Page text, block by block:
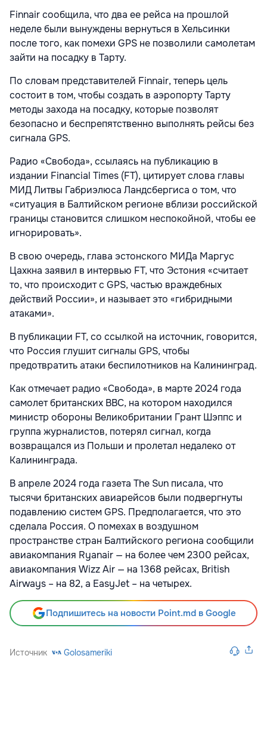
Finnair сообщила, что два ее рейса на прошлой
неделе были вынуждены вернуться в Хельсинки
после того, как помехи GPS не позволили самолетам
зайти на посадку в Тарту.
По словам представителей Finnair, теперь цель
состоит в том, чтобы создать в аэропорту Тарту
методы захода на посадку, которые позволят
безопасно и беспрепятственно выполнять рейсы без
сигнала GPS.
Радио «Свобода», ссылаясь на публикацию в
издании Financial Times (FT), цитирует слова главы
МИД Литвы Габриэлюса Ландсбергиса о том, что
«ситуация в Балтийском регионе вблизи российской
границы становится слишком неспокойной, чтобы ее
игнорировать».
В свою очередь, глава эстонского МИДа Маргус
Цахкна заявил в интервью FT, что Эстония «считает
то, что происходит с GPS, частью враждебных
действий России», и называет это «гибридными
атаками».
В публикации FT, со ссылкой на источник, говорится,
что Россия глушит сигналы GPS, чтобы
предотвратить атаки беспилотников на Калининград.
Как отмечает радио «Свобода», в марте 2024 года
самолет британских ВВС, на котором находился
министр обороны Великобритании Грант Шэппс и
группа журналистов, потерял сигнал, когда
возвращался из Польши и пролетал недалеко от
Калининграда.
В апреле 2024 года газета The Sun писала, что
тысячи британских авиарейсов были подвергнуты
подавлению систем GPS. Предполагается, что это
сделала Россия. О помехах в воздушном
пространстве стран Балтийского региона сообщили
авиакомпания Ryanair — на более чем 2300 рейсах,
авиакомпания Wizz Air — на 1368 рейсах, British
Airways – на 82, а EasyJet – на четырех.
Подпишитесь на новости Point.md в Google
Источник Golosameriki